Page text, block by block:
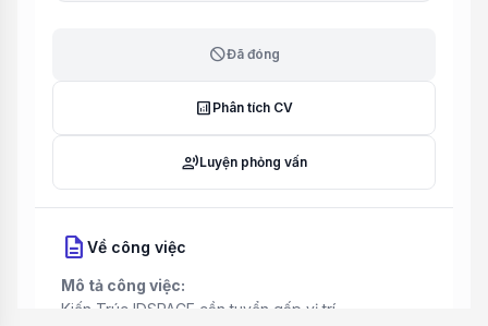
blockĐã đóng
analytics Phân tích CV
record_voice_overLuyện phỏng vấn
description Về công việc
Mô tả công việc:
Kiến Trúc IDSPACE cần tuyển gấp vị trí